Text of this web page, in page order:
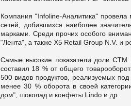
Компания "Infoline-Аналитика" провела
сетей, добившихся наиболее
марками. Среди прочих особого
"Лента", а также Х5 Retail Group N.V. и
Самые высокие показатели доли СТМ
составил 18 % от общего
500 видов продуктов, реализуемых
менее 30 % оборота в своей
дом", шоколад и конфеты Lindo и др.